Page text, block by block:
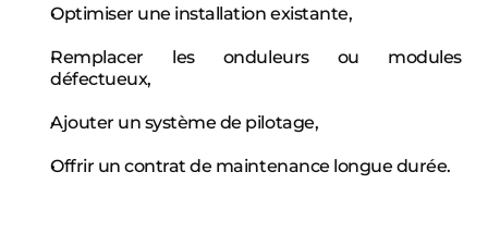
Optimiser une installation existante,
Remplacer les onduleurs ou modules
défectueux,
Ajouter un système de pilotage,
Offrir un contrat de maintenance longue durée.